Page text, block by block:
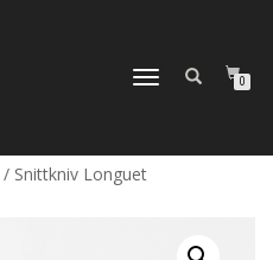
SLÅ
0
/ Snittkniv Longuet